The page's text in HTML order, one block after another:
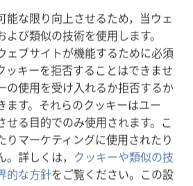
能な限り向上させるため，当ウェ
び類似の技術を使用します。
ェブサイトが機能するために必須
ッキーを拒否することはできませ
の使用を受け入れるか拒否するか
ます。それらのクッキーはユー
せる目的でのみ使用されます。こ
りマーケティングに使用されたり
詳しくは， クッキーや類似の技
的な方針をご覧ください。この設
。 24皆さんは，報いとしてエホ
とを知っています n 。主人であるキ
てください。 25悪いことをする
の報いを必ず受けます o 。不公平は
次へ